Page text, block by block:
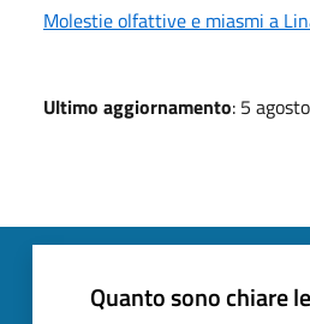
Molestie olfattive e miasmi a
Ultimo aggiornamento: 5
Quanto sono chiare